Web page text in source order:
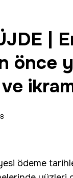
|
önce
ve
ödeme